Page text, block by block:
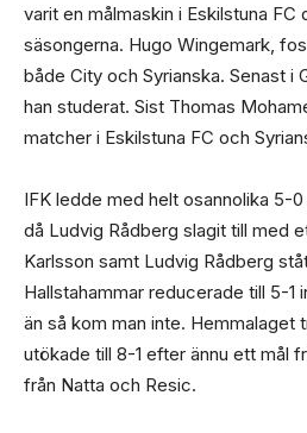
varit en målmaskin i Eskilstuna FC
säsongerna. Hugo Wingemark,
både City och Syrianska. Senast i
han studerat. Sist Thomas
matcher i Eskilstuna FC och
IFK ledde med helt osannolika 5-
då Ludvig Rådberg slagit till med
Karlsson samt Ludvig Rådberg
Hallstahammar reducerade till 5-1
än så kom man inte. Hemmalaget
utökade till 8-1 efter ännu ett mål
från Natta och Resic.